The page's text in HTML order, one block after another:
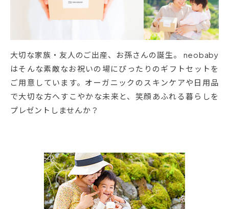
大切な家族・友人のご出産、お孫さんの誕生。 neobaby
はそんな素敵なお祝いの場にぴったりのギフトセットを
ご用意しています。オーガニックのスキンケアや日用品
で大切な方へすこやかな未来と、笑顔あふれる暮らしを
プレゼントしませんか？